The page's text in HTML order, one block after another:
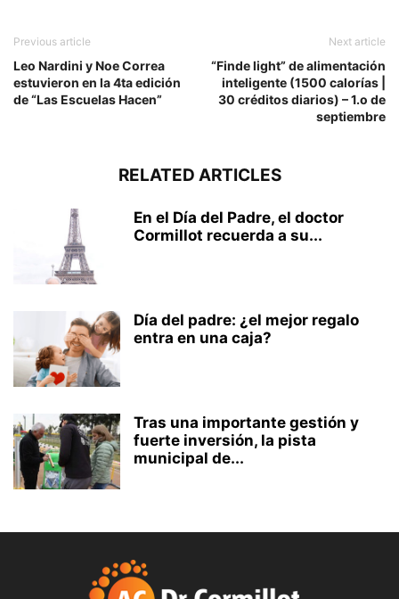
Previous article
Leo Nardini y Noe Correa
estuvieron en la 4ta edición
de “Las Escuelas Hacen”
Next article
“Finde light” de alimentación
inteligente (1500 calorías |
30 créditos diarios) – 1.o de
septiembre
RELATED ARTICLES
En el Día del Padre, el doctor
Cormillot recuerda a su...
Día del padre: ¿el mejor regalo
entra en una caja?
Tras una importante gestión y
fuerte inversión, la pista
municipal de...